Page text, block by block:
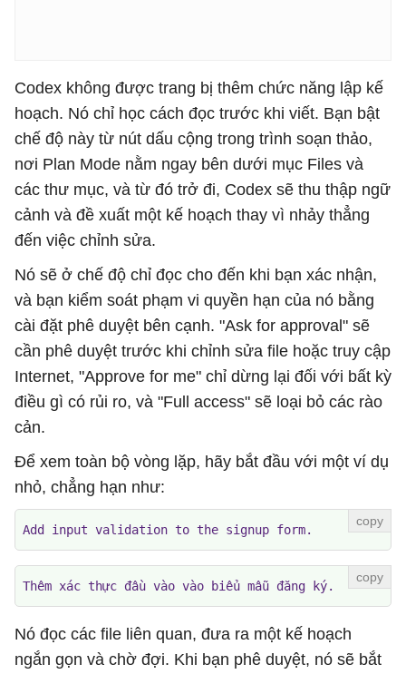
Codex không được trang bị thêm chức năng lập kế
hoạch. Nó chỉ học cách đọc trước khi viết. Bạn bật
chế độ này từ nút dấu cộng trong trình soạn thảo,
nơi Plan Mode nằm ngay bên dưới mục Files và
các thư mục, và từ đó trở đi, Codex sẽ thu thập ngữ
cảnh và đề xuất một kế hoạch thay vì nhảy thẳng
đến việc chỉnh sửa.
Nó sẽ ở chế độ chỉ đọc cho đến khi bạn xác nhận,
và bạn kiểm soát phạm vi quyền hạn của nó bằng
cài đặt phê duyệt bên cạnh. "Ask for approval" sẽ
cần phê duyệt trước khi chỉnh sửa file hoặc truy cập
Internet, "Approve for me" chỉ dừng lại đối với bất kỳ
điều gì có rủi ro, và "Full access" sẽ loại bỏ các rào
cản.
Để xem toàn bộ vòng lặp, hãy bắt đầu với một ví dụ
nhỏ, chẳng hạn như:
Add input validation to the signup form.
Thêm xác thực đầu vào vào biểu mẫu đăng ký.
Nó đọc các file liên quan, đưa ra một kế hoạch
ngắn gọn và chờ đợi. Khi bạn phê duyệt, nó sẽ bắt